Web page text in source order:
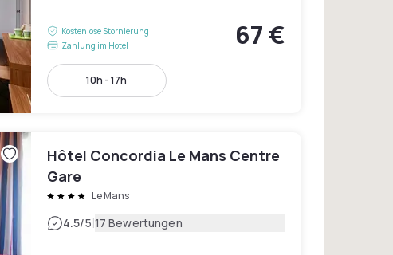
Kostenlose Stornierung
Zahlung im Hotel
67 €
10h - 17h
Hôtel Concordia Le Mans Centre
Gare
Le Mans
4.5/5|17 Bewertungen